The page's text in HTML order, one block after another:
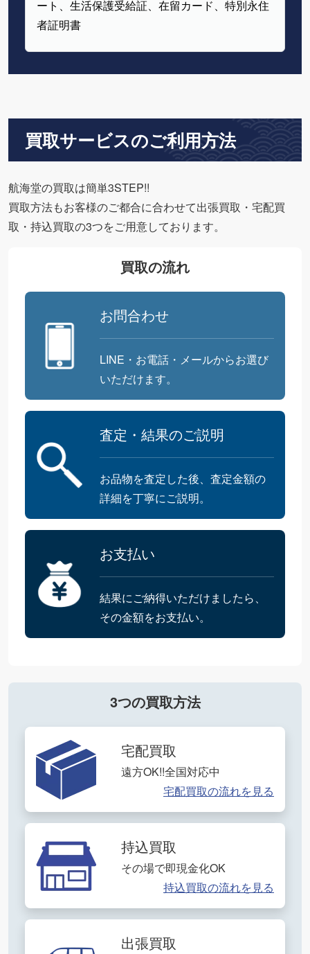
ート、生活保護受給証、在留カード、特別永住
者証明書
買取サービスのご利用方法
航海堂の買取は簡単3STEP!!
買取方法もお客様のご都合に合わせて出張買取・宅配買
取・持込買取の3つをご用意しております。
買取の流れ
お問合わせ
LINE・お電話・メールからお選び
いただけます。
査定・結果のご説明
お品物を査定した後、査定金額の
詳細を丁寧にご説明。
お支払い
結果にご納得いただけましたら、
その金額をお支払い。
3つの買取方法
宅配買取
遠方OK!!全国対応中
宅配買取の流れを見る
持込買取
その場で即現金化OK
持込買取の流れを見る
出張買取